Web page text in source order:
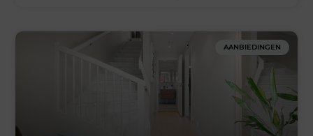
AANBIEDINGEN